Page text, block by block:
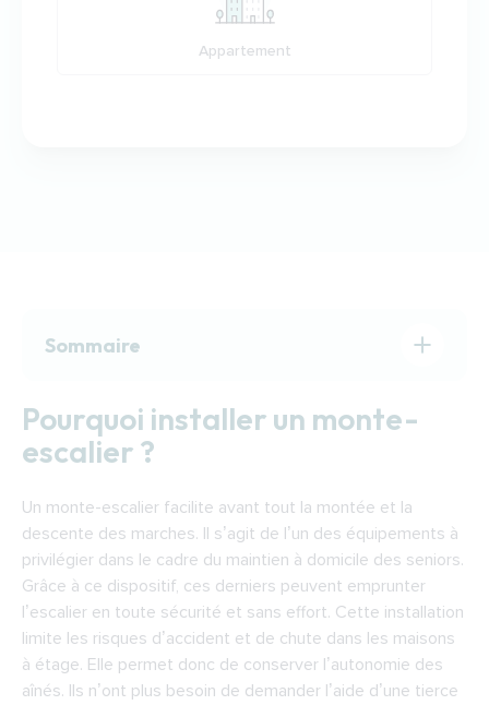
Appartement
Sommaire
Comment choisir un monte-escalier ?
Comment fonctionne un monte-escalier ?
Nanterre
Trouver un installateur de monte-escaliers à
Nanterre
Pourquoi installer un monte-
escalier ?
Un monte-escalier facilite avant tout la montée et la
descente des marches. Il s’agit de l’un des équipements à
privilégier dans le cadre du maintien à domicile des seniors.
Grâce à ce dispositif, ces derniers peuvent emprunter
l’escalier en toute sécurité et sans effort. Cette installation
limite les risques d’accident et de chute dans les maisons
à étage. Elle permet donc de conserver l’autonomie des
aînés. Ils n’ont plus besoin de demander l’aide d’une tierce